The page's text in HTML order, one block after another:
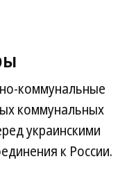
коммунальные
коммунальных
украинскими
к России.